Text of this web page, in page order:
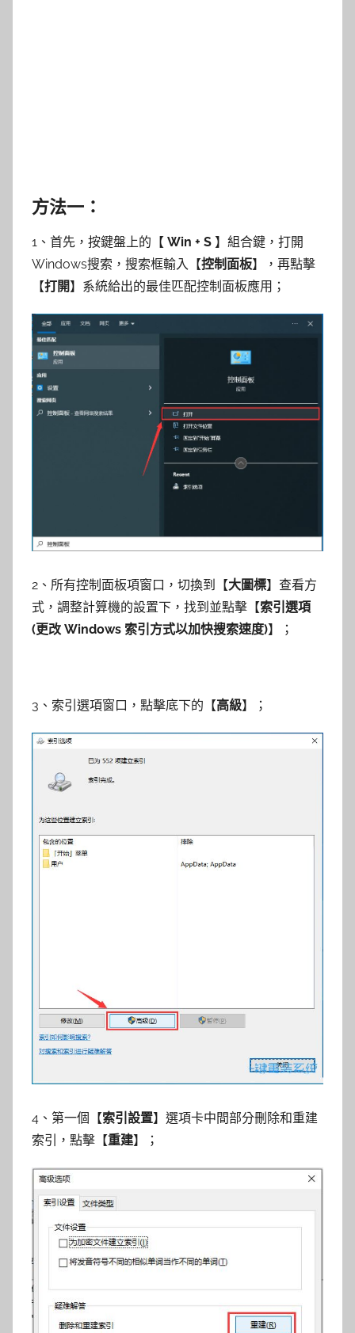
方法一：
1、首先，按鍵盤上的【 Win + S 】組合鍵，打開
Windows搜索，搜索框輸入【控制面板】，再點擊
【打開】系統給出的最佳匹配控制面板應用；
2、所有控制面板項窗口，切換到【大圖標】查看方
式，調整計算機的設置下，找到並點擊【索引選項
(更改 Windows 索引方式以加快搜索速度)】；
3、索引選項窗口，點擊底下的【高級】；
4、第一個【索引設置】選項卡中間部分刪除和重建
索引，點擊【重建】；